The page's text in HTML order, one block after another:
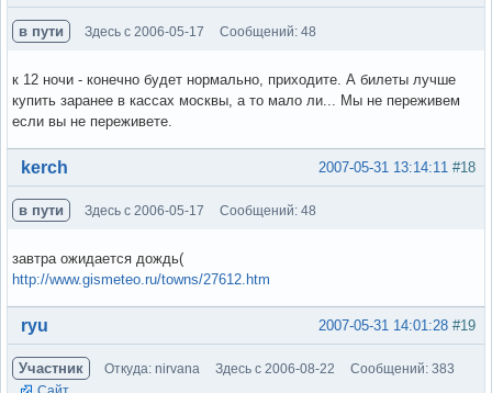
в пути Здесь с 2006-05-17 Сообщений: 48
к 12 ночи - конечно будет нормально, приходите. А билеты лучше
купить заранее в кассах москвы, а то мало ли... Мы не переживем
если вы не переживете.
Вне форума #18
2007-05-31 13:14:11
kerch
в пути Здесь с 2006-05-17 Сообщений: 48
завтра ожидается дождь(
http://www.gismeteo.ru/towns/27612.htm
Вне форума #19
2007-05-31 14:01:28
ryu
Участник Откуда: nirvana Здесь с 2006-08-22
Сообщений: 383